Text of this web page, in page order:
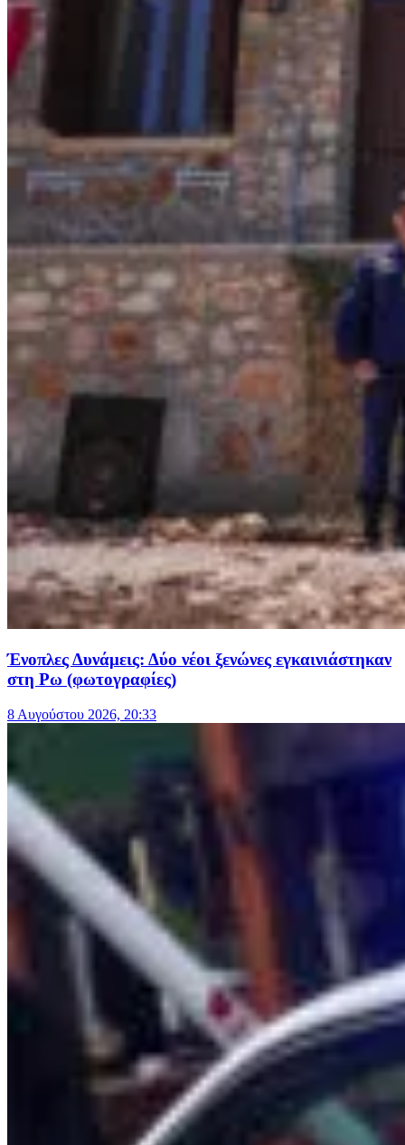
Ένοπλες Δυνάμεις: Δύο νέοι ξενώνες εγκαινιάστηκαν
στη Ρω (φωτογραφίες)
8 Αυγούστου 2026, 20:33